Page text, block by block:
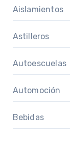
Aislamientos
Astilleros
Autoescuelas
Automoción
Bebidas